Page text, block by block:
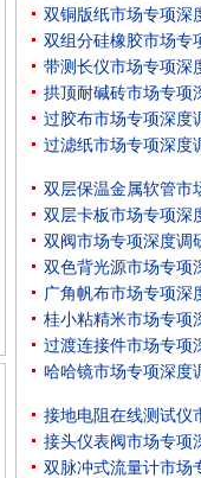
双铜版纸市场专项深
双组分硅橡胶市场专
带测长仪市场专项深
拱顶耐碱砖市场专项
过胶布市场专项深度
过滤纸市场专项深度
双层保温金属软管市
双层卡板市场专项深
双阀市场专项深度调
双色背光源市场专项
广角帆布市场专项深
桂小粘精米市场专项
过渡连接件市场专项
哈哈镜市场专项深度
接地电阻在线测试仪
接头仪表阀市场专项
双脉冲式流量计市场